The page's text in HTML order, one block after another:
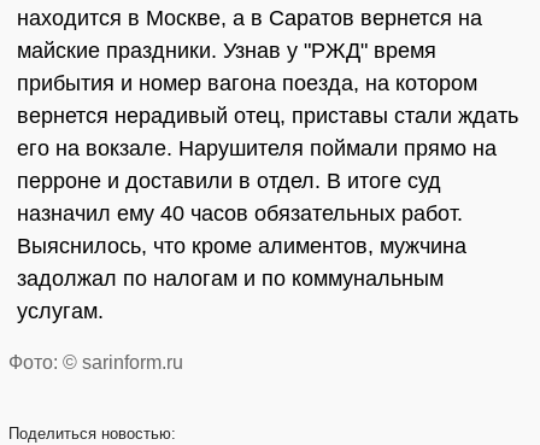
находится в Москве, а в Саратов вернется на
майские праздники. Узнав у "РЖД" время
прибытия и номер вагона поезда, на котором
вернется нерадивый отец, приставы стали ждать
его на вокзале. Нарушителя поймали прямо на
перроне и доставили в отдел. В итоге суд
назначил ему 40 часов обязательных работ.
Выяснилось, что кроме алиментов, мужчина
задолжал по налогам и по коммунальным
услугам.
Фото: © sarinform.ru
Поделиться новостью: